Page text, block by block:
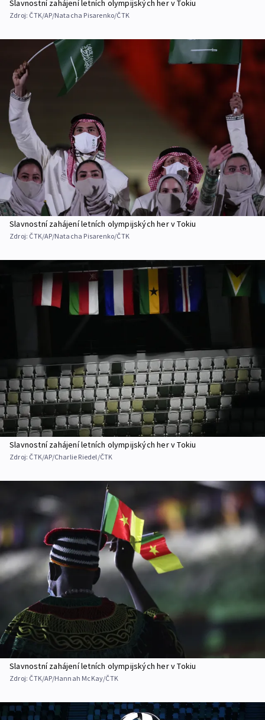
Slavnostní zahájení letních olympijských her v Tokiu
Zdroj: ČTK/AP/Natacha Pisarenko/ČTK
Slavnostní zahájení letních olympijských her v Tokiu
Zdroj: ČTK/AP/Natacha Pisarenko/ČTK
Slavnostní zahájení letních olympijských her v Tokiu
Zdroj: ČTK/AP/Charlie Riedel/ČTK
Slavnostní zahájení letních olympijských her v Tokiu
Zdroj: ČTK/AP/Hannah McKay/ČTK